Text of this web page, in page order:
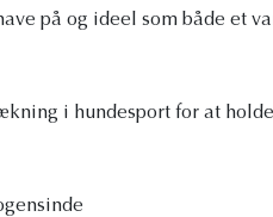
på og ideel som både et
i hundesport for at